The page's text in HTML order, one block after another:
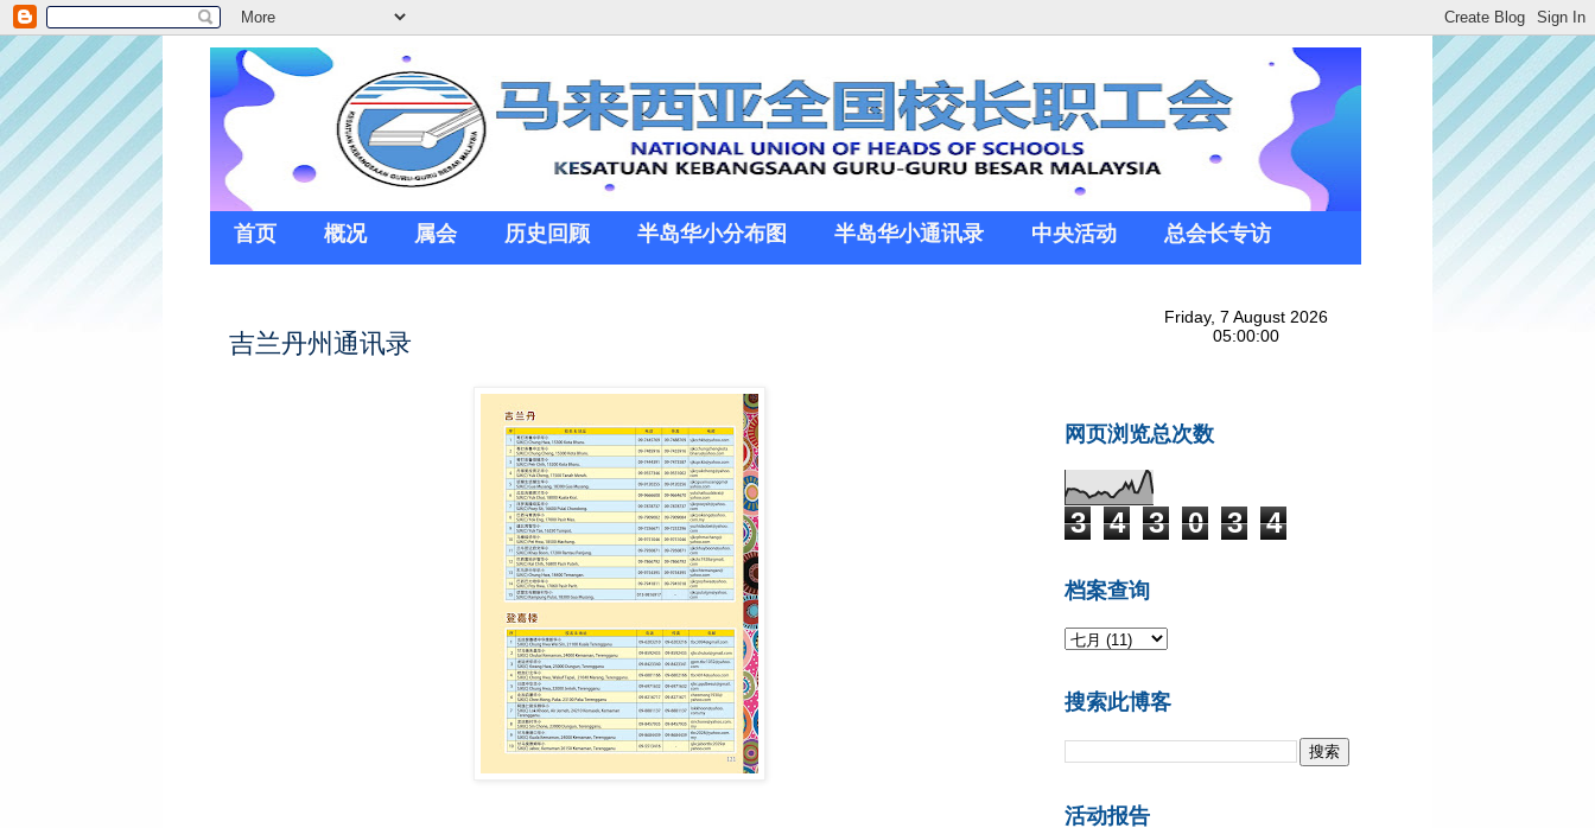
首页 概况 属会 历史回顾 半岛华小分布图 半岛华小通讯录 中央活动 总会长专访
吉兰丹州通讯录
网页浏览总次数
3 4 3 0 3 4
档案查询
搜索此博客
活动报告